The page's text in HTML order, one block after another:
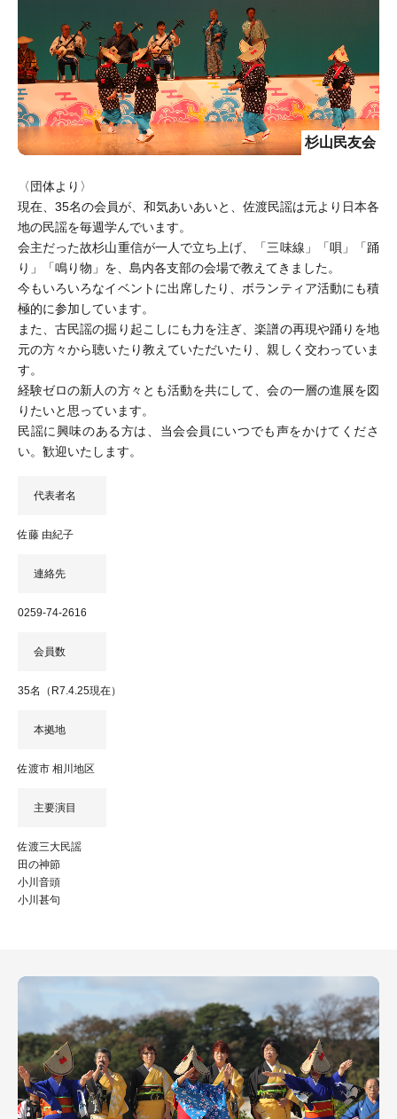
杉山民友会
〈団体より〉
現在、35名の会員が、和気あいあいと、佐渡民謡は元より日本各
地の民謡を毎週学んでいます。
会主だった故杉山重信が一人で立ち上げ、「三味線」「唄」「踊
り」「鳴り物」を、島内各支部の会場で教えてきました。
今もいろいろなイベントに出席したり、ボランティア活動にも積
極的に参加しています。
また、古民謡の掘り起こしにも力を注ぎ、楽譜の再現や踊りを地
元の方々から聴いたり教えていただいたり、親しく交わっていま
す。
経験ゼロの新人の方々とも活動を共にして、会の一層の進展を図
りたいと思っています。
民謡に興味のある方は、当会会員にいつでも声をかけてくださ
い。歓迎いたします。
代表者名
佐藤 由紀子
連絡先
0259-74-2616
会員数
35名（R7.4.25現在）
本拠地
佐渡市 相川地区
主要演目
佐渡三大民謡
田の神節
小川音頭
小川甚句